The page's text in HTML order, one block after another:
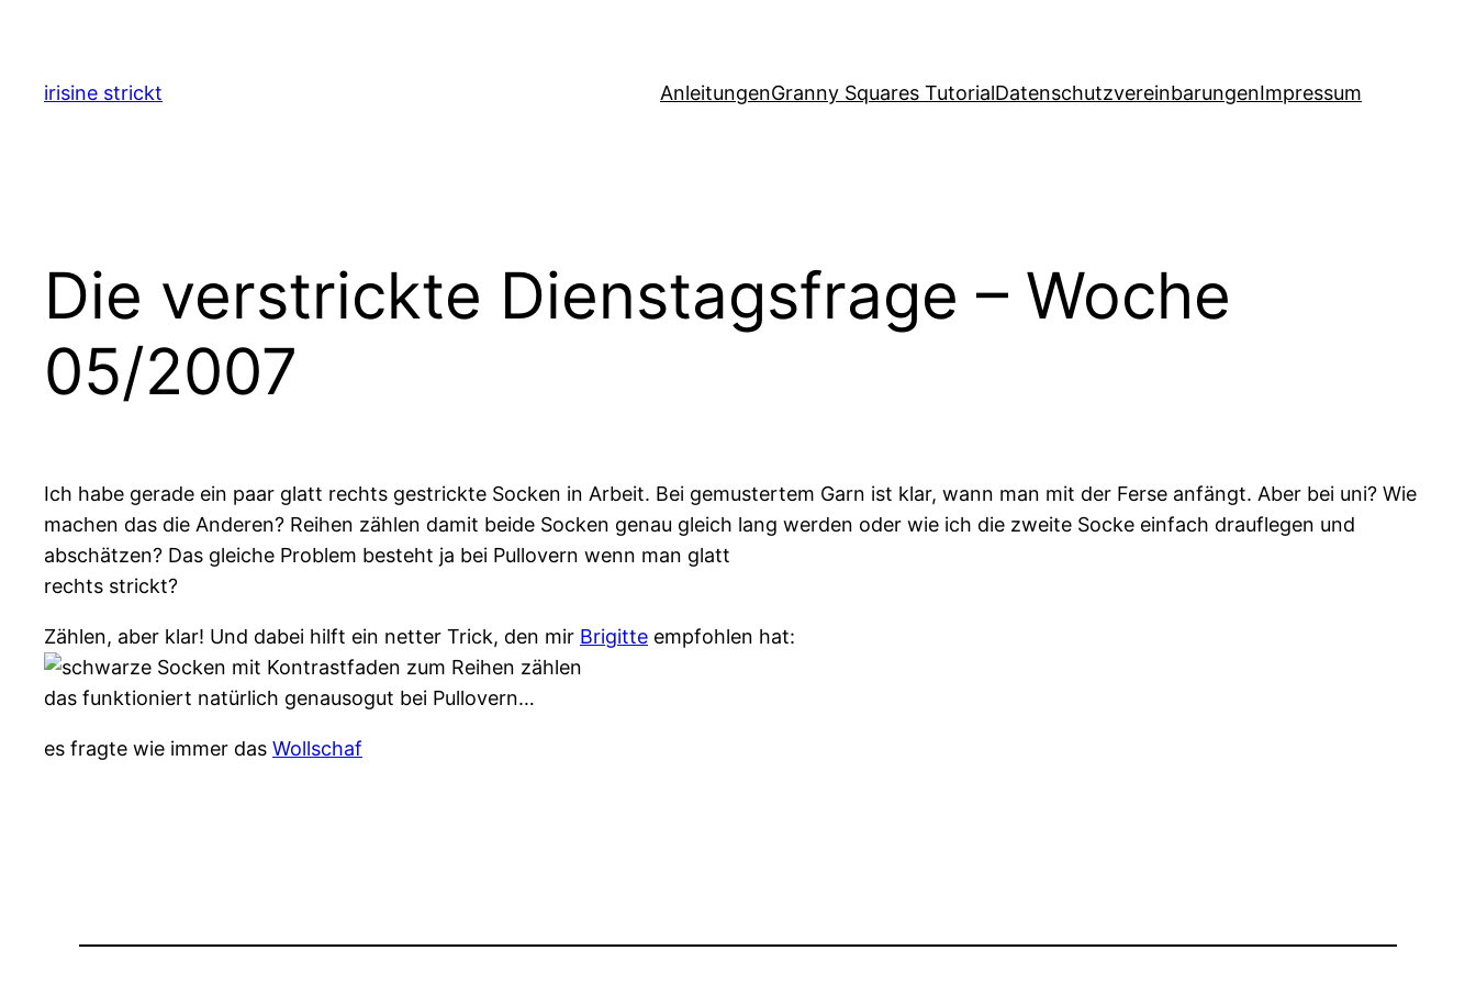
springen
irisine strickt AnleitungenGranny Squares TutorialDatenschutzvereinbarungenImpressum
Die verstrickte Dienstagsfrage – Woche
05/2007
Ich habe gerade ein paar glatt rechts gestrickte Socken in Arbeit. Bei gemustertem Garn ist klar, wann man mit der Ferse anfängt. Aber bei uni? Wie
machen das die Anderen? Reihen zählen damit beide Socken genau gleich lang werden oder wie ich die zweite Socke einfach drauflegen und
abschätzen? Das gleiche Problem besteht ja bei Pullovern wenn man glatt
rechts strickt?
Zählen, aber klar! Und dabei hilft ein netter Trick, den mir Brigitte empfohlen hat:
das funktioniert natürlich genausogut bei Pullovern…
es fragte wie immer das Wollschaf